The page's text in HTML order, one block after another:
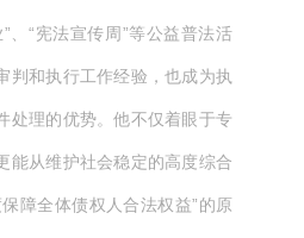
、“宪法宣传周”等公益普法活
判和执行工作经验，也成为执
处理的优势。他不仅着眼于专
能从维护社会稳定的高度综合
障全体债权人合法权益”的原